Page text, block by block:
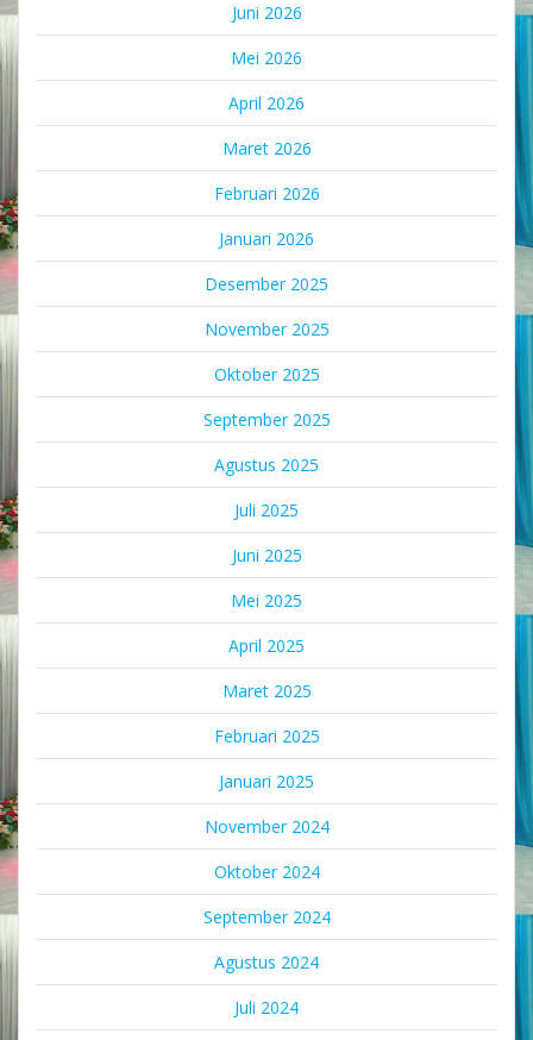
Juni 2026
Mei 2026
April 2026
Maret 2026
Februari 2026
Januari 2026
Desember 2025
November 2025
Oktober 2025
September 2025
Agustus 2025
Juli 2025
Juni 2025
Mei 2025
April 2025
Maret 2025
Februari 2025
Januari 2025
November 2024
Oktober 2024
September 2024
Agustus 2024
Juli 2024